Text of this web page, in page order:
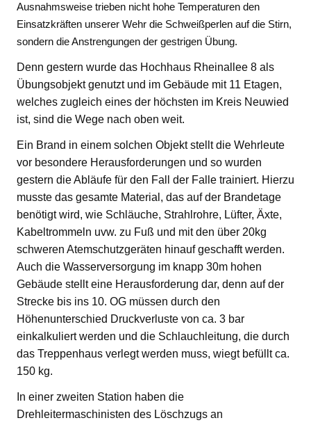
Ausnahmsweise trieben nicht hohe Temperaturen den
Einsatzkräften unserer Wehr die Schweißperlen auf die Stirn,
sondern die Anstrengungen der gestrigen Übung.
Denn gestern wurde das Hochhaus Rheinallee 8 als
Übungsobjekt genutzt und im Gebäude mit 11 Etagen,
welches zugleich eines der höchsten im Kreis Neuwied
ist, sind die Wege nach oben weit.
Ein Brand in einem solchen Objekt stellt die Wehrleute
vor besondere Herausforderungen und so wurden
gestern die Abläufe für den Fall der Falle trainiert. Hierzu
musste das gesamte Material, das auf der Brandetage
benötigt wird, wie Schläuche, Strahlrohre, Lüfter, Äxte,
Kabeltrommeln uvw. zu Fuß und mit den über 20kg
schweren Atemschutzgeräten hinauf geschafft werden.
Auch die Wasserversorgung im knapp 30m hohen
Gebäude stellt eine Herausforderung dar, denn auf der
Strecke bis ins 10. OG müssen durch den
Höhenunterschied Druckverluste von ca. 3 bar
einkalkuliert werden und die Schlauchleitung, die durch
das Treppenhaus verlegt werden muss, wiegt befüllt ca.
150 kg.
In einer zweiten Station haben die
Drehleitermaschinisten des Löschzugs an